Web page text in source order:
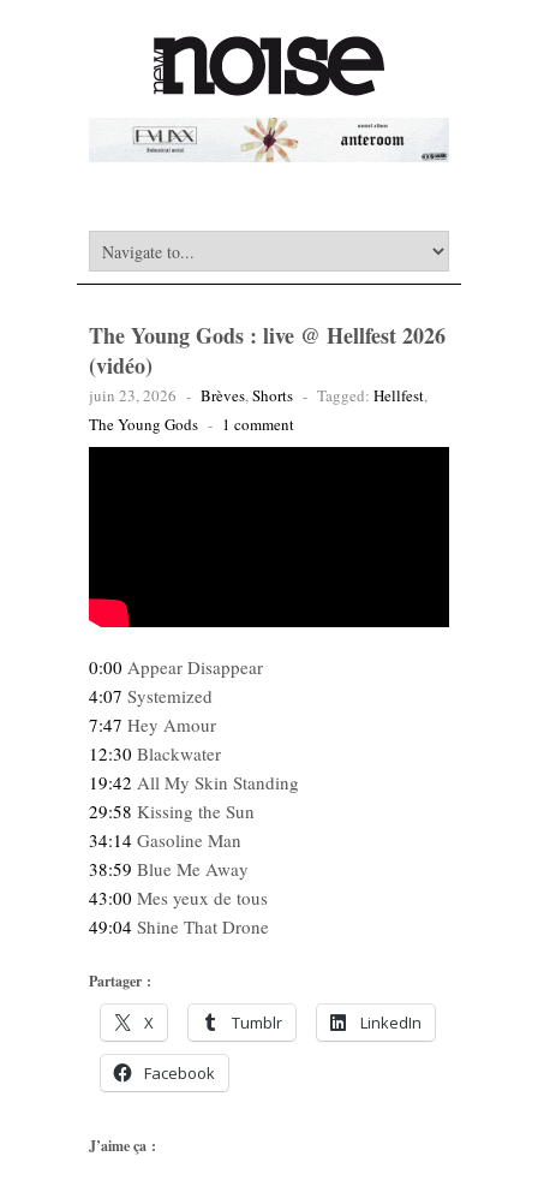
The Young Gods : live @ Hellfest 2026
(vidéo)
juin 23, 2026 - Brèves,Shorts - Tagged: Hellfest,
The Young Gods - 1 comment
0:00 Appear Disappear
4:07 Systemized
7:47 Hey Amour
12:30 Blackwater
19:42 All My Skin Standing
29:58 Kissing the Sun
34:14 Gasoline Man
38:59 Blue Me Away
43:00 Mes yeux de tous
49:04 Shine That Drone
Partager :
X Tumblr LinkedIn
Facebook
J’aime ça :